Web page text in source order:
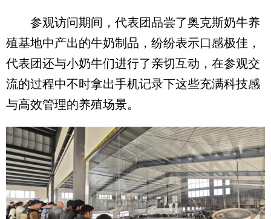
参观访问期间，代表团品尝了奥克斯奶牛养
殖基地中产出的牛奶制品，纷纷表示口感极佳，
代表团还与小奶牛们进行了亲切互动，在参观交
流的过程中不时拿出手机记录下这些充满科技感
与高效管理的养殖场景。